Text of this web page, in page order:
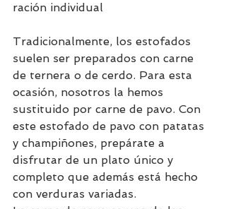
ración individual
Tradicionalmente, los estofados
suelen ser preparados con carne
de ternera o de cerdo. Para esta
ocasión, nosotros la hemos
sustituido por carne de pavo. Con
este estofado de pavo con patatas
y champiñones, prepárate a
disfrutar de un plato único y
completo que además está hecho
con verduras variadas.